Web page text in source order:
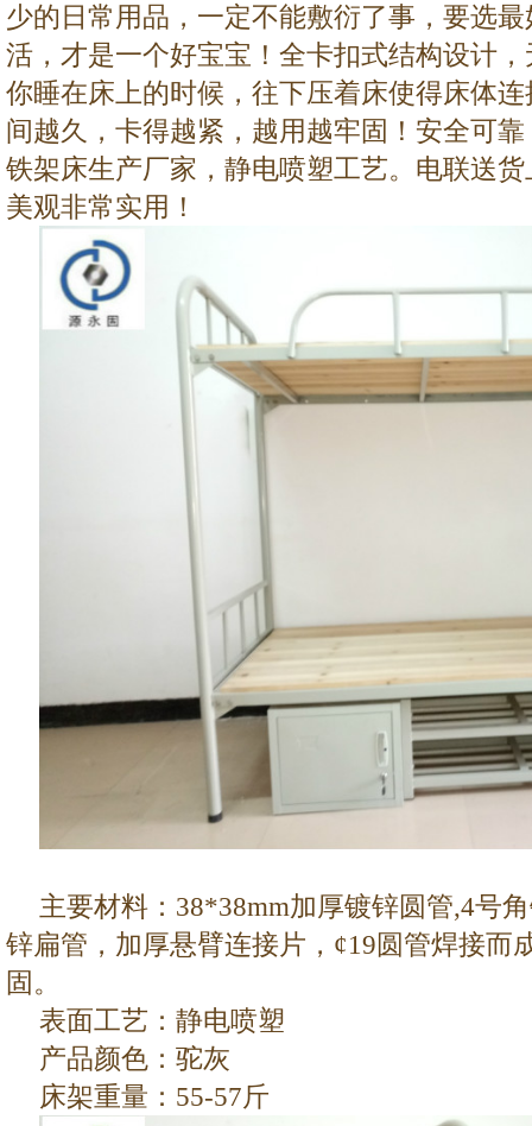
少的日常用品，一定不能敷衍了事，要选
活，才是一个好宝宝！全卡扣式结构设计
你睡在床上的时候，往下压着床使得床体
间越久，卡得越紧，越用越牢固！安全可
铁架床生产厂家，静电喷塑工艺。电联送
美观非常实用！
主要材料： 38*38mm加厚镀锌圆管,4号
锌扁管，加厚悬臂连接片， ¢19圆管焊接而
固。
表面工艺：静电喷塑
产品颜色：驼灰
床架重量： 55-57斤